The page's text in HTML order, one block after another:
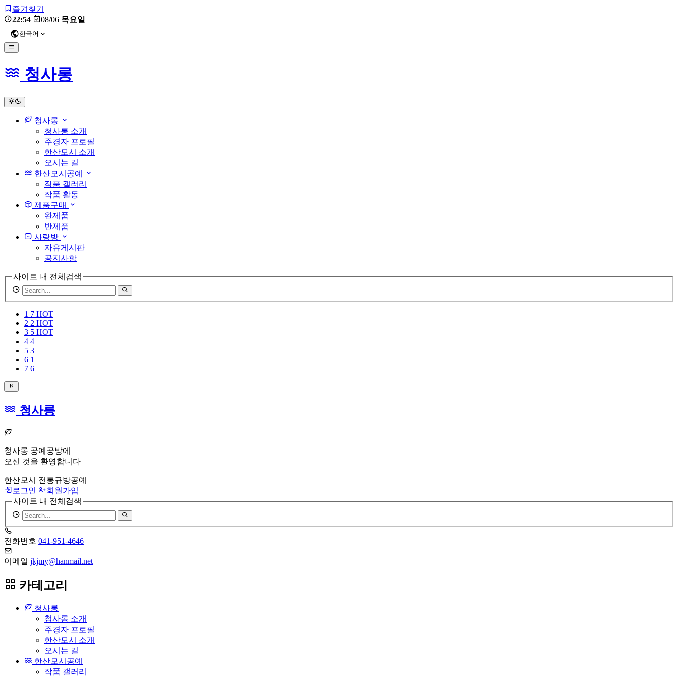
즐겨찾기
22:54
08/06 목요일
한국어
청사롱
light
청사롱
청사롱 소개
주경자 프로필
한산모시 소개
오시는 길
한산모시공예
작품 갤러리
작품 활동
제품구매
완제품
반제품
사랑방
자유게시판
공지사항
사이트 내 전체검색
검
색
필
수
1 7 HOT
2 2 HOT
3 5 HOT
4 4
5 3
6 1
7 6
청사롱
청사롱 공예공방에
오신 것을 환영합니다
한산모시 전통규방공예
로그인
회원가입
사이트 내 전체검색
검
색
필
수
전화번호 041-951-4646
이메일 jkjmy@hanmail.net
카테고리
청사롱
청사롱 소개
주경자 프로필
한산모시 소개
오시는 길
한산모시공예
작품 갤러리